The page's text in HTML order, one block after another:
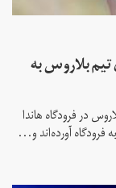
بلاروس به
در فرودگاه هاندا
آورده‌اند و...